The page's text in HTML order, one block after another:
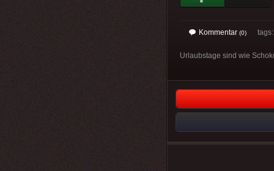
Kommentar (0)
Urlaubstage sind wie